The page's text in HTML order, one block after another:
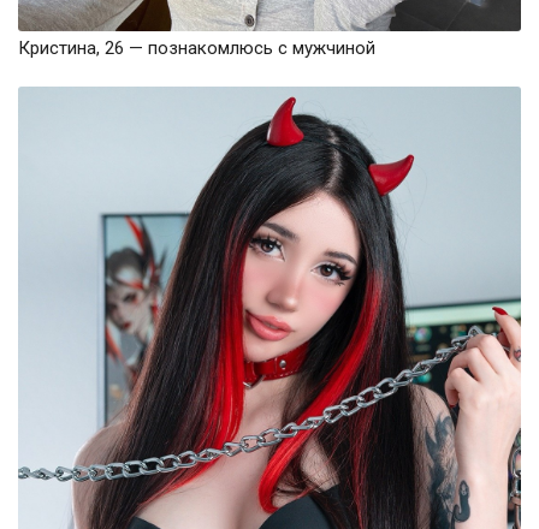
Кристина, 26 — познакомлюсь с мужчиной